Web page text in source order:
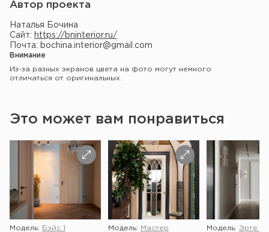
Автор проекта
Наталья Бочина
Сайт: https://bninterior.ru/
Почта: bochina.interior@gmail.com
Внимание
Из-за разных экранов цвета на фото могут немного
отличаться от оригинальных.
Это может вам понравиться
Модель: Бэйс 1 Модель:
Мастер
Модель: Эрте 2